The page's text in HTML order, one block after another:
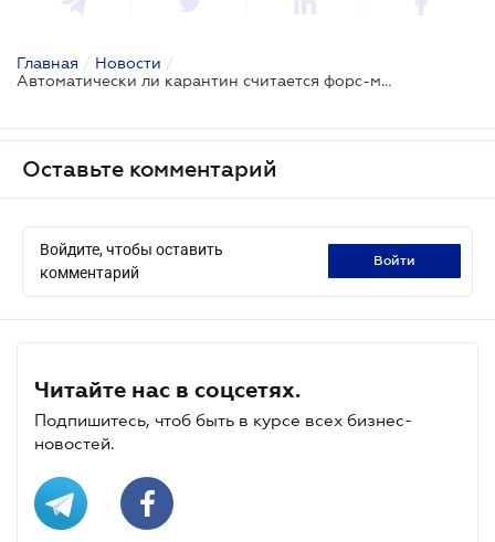
Главная / Новости /
Автоматически ли карантин считается форс-мажором: решение суда
Оставьте комментарий
Войдите, чтобы оставить
комментарий
войти
Читайте нас в соцсетях.
Подпишитесь, чтоб быть в курсе всех бизнес-
новостей.